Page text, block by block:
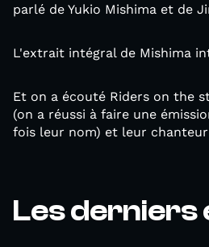
parlé de Yukio Mishima et de
L'extrait intégral de Mishima
Et on a écouté Riders on the
(on a réussi à faire une
fois leur nom) et leur
Les derniers